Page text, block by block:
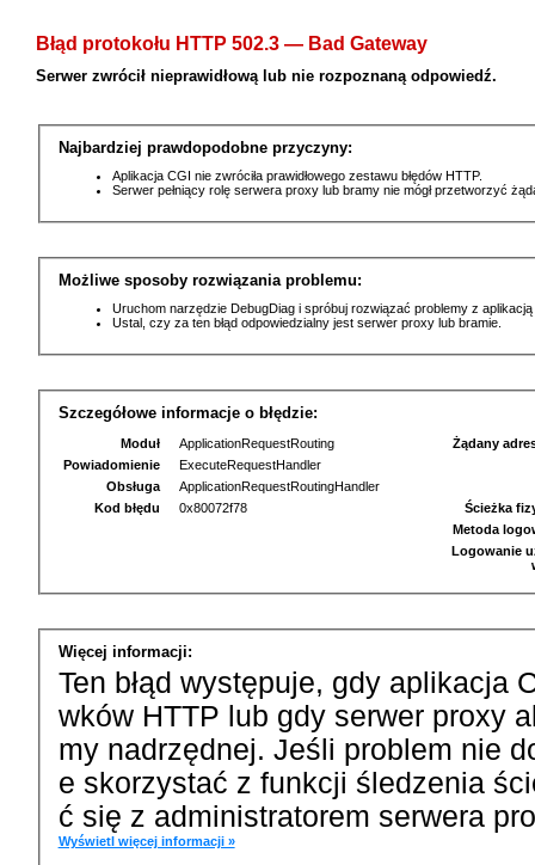
Błąd protokołu HTTP 502.3 — Bad Gateway
Serwer zwrócił nieprawidłową lub nie rozpoznaną odpowiedź.
Najbardziej prawdopodobne przyczyny:
Aplikacja CGI nie zwróciła prawidłowego zestawu błędów HTTP.
Serwer pełniący rolę serwera proxy lub bramy nie mógł przetworzyć
Możliwe sposoby rozwiązania problemu:
Uruchom narzędzie DebugDiag i spróbuj rozwiązać problemy z
Ustal, czy za ten błąd odpowiedzialny jest serwer proxy lub bramie.
Szczegółowe informacje o błędzie:
Moduł
ApplicationRequestRouting
Powiadomienie
ExecuteRequestHandler
Obsługa
ApplicationRequestRoutingHandler
Kod błędu
0x80072f78
Żądany
Ścieżka
Metoda
Logowanie
Więcej informacji:
Ten błąd występuje, gdy aplikacja
wków HTTP lub gdy serwer proxy
my nadrzędnej. Jeśli problem nie
e skorzystać z funkcji śledzenia
ć się z administratorem serwera
Wyświetl więcej informacji »